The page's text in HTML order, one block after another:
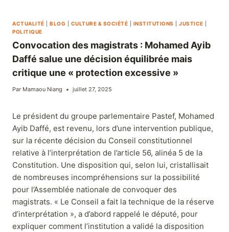
ACTUALITÉ BLOG CULTURE & SOCIÉTÉ INSTITUTIONS JUSTICE
POLITIQUE
Convocation des magistrats : Mohamed Ayib
Daffé salue une décision équilibrée mais
critique une « protection excessive »
Par Mamaou Niang juillet 27, 2025
Le président du groupe parlementaire Pastef, Mohamed
Ayib Daffé, est revenu, lors d’une intervention publique,
sur la récente décision du Conseil constitutionnel
relative à l’interprétation de l’article 56, alinéa 5 de la
Constitution. Une disposition qui, selon lui, cristallisait
de nombreuses incompréhensions sur la possibilité
pour l’Assemblée nationale de convoquer des
magistrats. « Le Conseil a fait la technique de la réserve
d’interprétation », a d’abord rappelé le député, pour
expliquer comment l’institution a validé la disposition